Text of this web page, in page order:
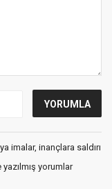
imalar, inançlara saldırı
yorumlar